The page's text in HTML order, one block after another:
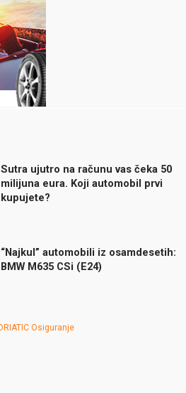
Sutra ujutro na računu vas čeka 50
milijuna eura. Koji automobil prvi
kupujete?
“Najkul” automobili iz osamdesetih:
BMW M635 CSi (E24)